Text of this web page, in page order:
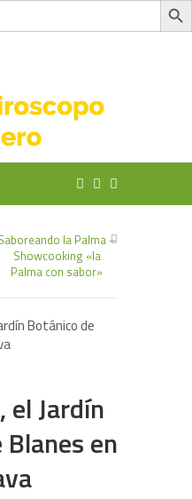
la Palma –
Showcooking «la
Palma con sabor»
Botánico de
Jardín
en